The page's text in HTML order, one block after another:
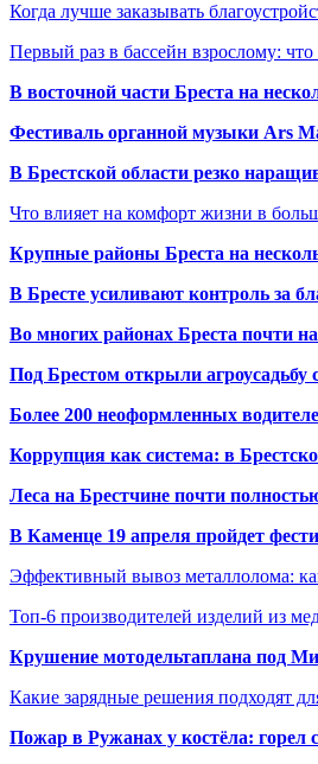
Когда лучше заказывать
Первый раз в бассейн взрослому: что
В восточной части Бреста на
Фестиваль органной музыки Ars
В Брестской области резко
Что влияет на комфорт жизни в
Крупные районы Бреста на
В Бресте усиливают контроль за
Во многих районах Бреста почти
Под Брестом открыли
Более 200 неоформленных
Коррупция как система: в
Леса на Брестчине почти
В Каменце 19 апреля пройдет
Эффективный вывоз металлолома:
Топ-6 производителей изделий из
Крушение мотодельтаплана под
Какие зарядные решения подходят
Пожар в Ружанах у костёла: горел